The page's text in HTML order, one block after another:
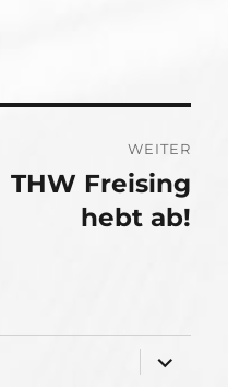
WEITER
Nächster
THW Freising
hebt ab!
öffnen